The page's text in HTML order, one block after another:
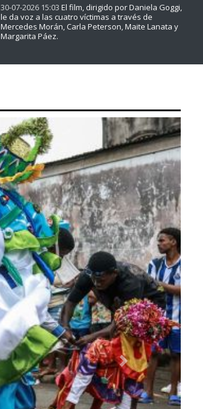
30-07-2026 15:03 El film, dirigido por Daniela Goggi,
le da voz a las cuatro víctimas a través de
Mercedes Morán, Carla Peterson, Maite Lanata y
Margarita Páez.
Next